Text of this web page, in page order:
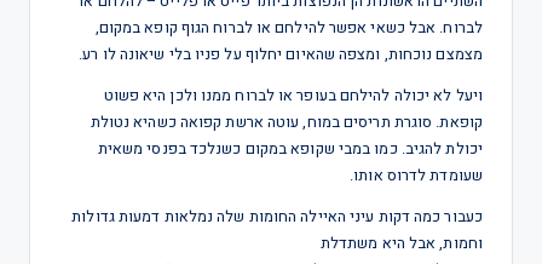
לברוח. אבל כשאי אפשר להילחם או לברוח הגוף קופא במקום,
מצמצם נוכחות, ומצפה שהאיום יחלוף על פניו בלי שיאונה לו רע.
ויעל לא יכולה להילחם בעופר או לברוח ממנו ולכן היא פשוט
קופאת. סוגרת תריסים במוח, עוטה ארשת קפואה כשהיא נטולת
יכולת להגיב. כמו במבי שקופא במקום כשנלכד בפנסי משאית
שעומדת לדרוס אותו.
כעבור כמה דקות עיני האיילה החומות שלה נמלאות דמעות גדולות
וחמות, אבל היא משתדלת